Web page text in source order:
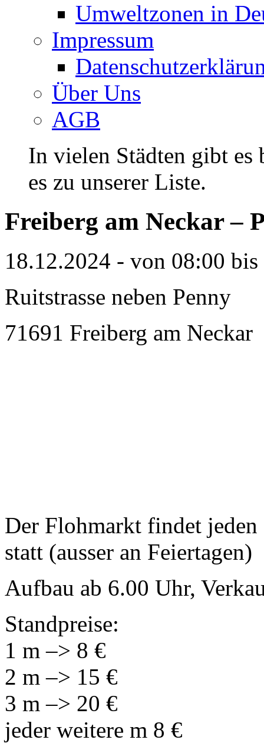
Umweltzonen in
Impressum
Über Uns
AGB
In vielen Städten gibt es
es zu unserer Liste.
Freiberg am Neckar –
18.12.2024 - von 08:00
Ruitstrasse neben Penny
71691 Freiberg am Neckar
Der Flohmarkt findet
statt (ausser an Feiertagen)
Aufbau ab 6.00 Uhr,
Standpreise:
1 m –> 8 €
2 m –> 15 €
3 m –> 20 €
jeder weitere m 8 €